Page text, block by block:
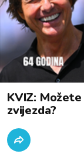
KVIZ:
zvijezda?